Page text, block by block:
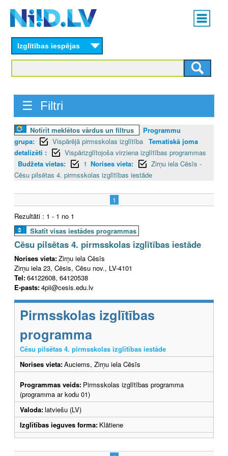
content
Main
menu
Izglītības iespējas
☰ Filtri
Notīrīt meklētos vārdus un filtrus
Programmu
grupa:
Vispārējā pirmsskolas izglītība Tematiskā joma
detalizēti :
Vispārizglītojoša virziena izglītības programmas
Budžeta vietas:
1 Norises vieta:
Zirņu iela Cēsīs -
Cēsu pilsētas 4. pirmsskolas izglītības iestāde
1
Rezultāti : 1 - 1 no 1
Skatīt visas iestādes programmas
Cēsu pilsētas 4. pirmsskolas izglītības iestāde
Norises vieta:Zirņu iela Cēsīs
Zirņu iela 23, Cēsis, Cēsu nov., LV-4101
Tel:64122608, 64120538
E-pasts:4pii@cesis.edu.lv
Pirmsskolas izglītības
programma
Cēsu pilsētas 4. pirmsskolas izglītības iestāde
Norises vieta:Auciems, Zirņu iela Cēsīs
Programmas veids: Pirmsskolas izglītības programma
(programma ar kodu 01)
Valoda:latviešu (LV)
Izglītības ieguves forma: Klātiene